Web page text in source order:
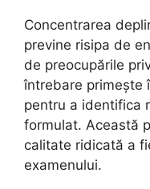
Concentrarea
previne risipa de
de preocupările
întrebare primește
pentru a identifica
formulat. Această
calitate ridicată a
examenului.